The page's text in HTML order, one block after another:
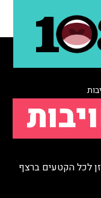
לכל הקטעים ברצף